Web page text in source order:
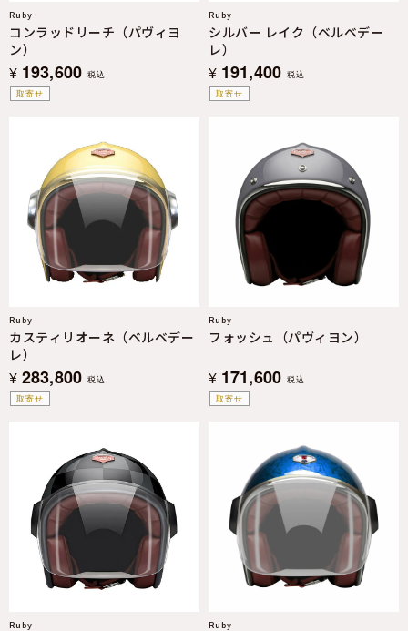
取寄せ
Ruby
コンラッドリーチ（パヴィヨ
ン）
¥ 193,600 税込
取寄せ
Ruby
シルバー レイク（ベルベデー
レ）
¥ 191,400 税込
取寄せ
Ruby
カスティリオーネ（ベルベデー
レ）
¥ 283,800 税込
取寄せ
Ruby
フォッシュ（パヴィヨン）
¥ 171,600 税込
Ruby Ruby